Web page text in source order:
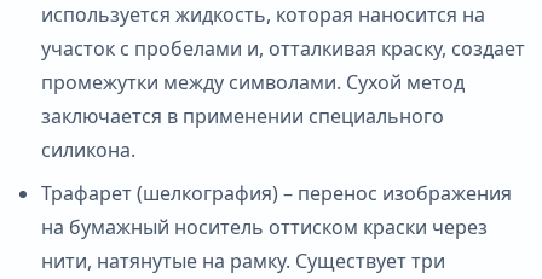
используется жидкость, которая наносится на
участок с пробелами и, отталкивая краску, создает
промежутки между символами. Сухой метод
заключается в применении специального
силикона.
Трафарет (шелкография) – перенос изображения
на бумажный носитель оттиском краски через
нити, натянутые на рамку. Существует три